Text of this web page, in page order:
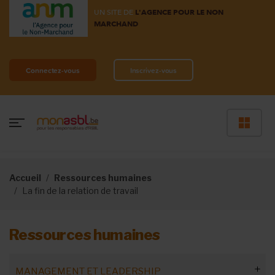
UN SITE DE L'AGENCE POUR LE NON
MARCHAND
Connectez-vous Inscrivez-vous
Accueil
Ressources humaines
La fin de la relation de travail
Ressources humaines
MANAGEMENT ET LEADERSHIP